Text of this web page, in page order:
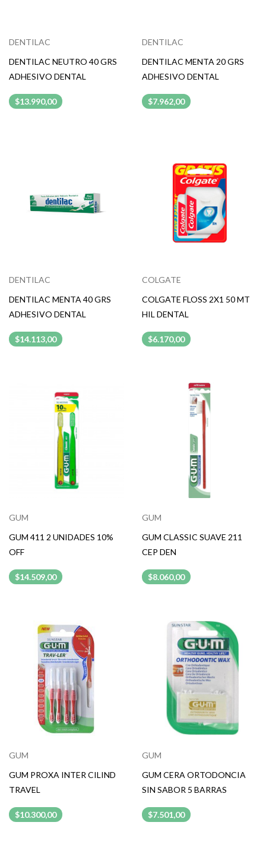
DENTILAC
DENTILAC NEUTRO 40 GRS
ADHESIVO DENTAL
$13.990,00
DENTILAC
DENTILAC MENTA 20 GRS
ADHESIVO DENTAL
$7.962,00
DENTILAC
DENTILAC MENTA 40 GRS
ADHESIVO DENTAL
$14.113,00
COLGATE
COLGATE FLOSS 2X1 50 MT
HIL DENTAL
$6.170,00
GUM
GUM 411 2 UNIDADES 10%
OFF
$14.509,00
GUM
GUM CLASSIC SUAVE 211
CEP DEN
$8.060,00
GUM
GUM PROXA INTER CILIND
TRAVEL
$10.300,00
GUM
GUM CERA ORTODONCIA
SIN SABOR 5 BARRAS
$7.501,00